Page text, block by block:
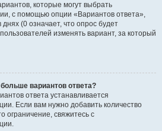
которые могут выбрать
с помощью опции «Вариантов ответа»,
(0 означает, что опрос будет
изменять вариант, за который
вариантов ответа?
ответа устанавливается
Если вам нужно добавить количество
свяжитесь с